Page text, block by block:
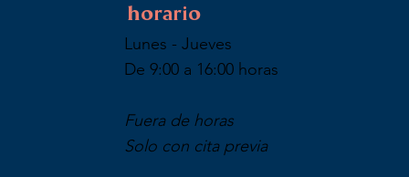
horario
Lunes - Jueves
De 9:00 a 16:00 horas
Fuera de horas
Solo con cita previa